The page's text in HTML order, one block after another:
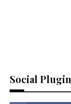
Social Plugin